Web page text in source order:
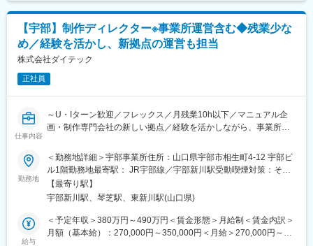
◎チャレンジ精神があればいろいろな事ができる社風
◎フレックスタイム制度や在宅勤務制度（規定あり）もあり、フ
レキシブルに働ける環境
◎マニュアル制作だけでなく、IT技術を融合させたマニュアル関
連事業を展開する中心拠点で仕事
◇設立３年のまだまだ新しい事業所です。そこで生まれる新しい
事業の成長と拡大を味わうことがで
きます。
◇自身の経験を活かし、新しいことにチャレンジしたいと考える
かな気候と豊かな自然に囲まれた山口県宇部の地で、われわれと
ともにその思いを実現しませんか。
変更の範囲：会社の定める業務
【宇部】制作ディレクター※事業所運営含む◆残業少な
め／経験を活かし、新拠点の運営も担当
株式会社ダイテック
正社員
仕事内容
～U・Iターン歓迎／フレックス／月残業10h以下／マニュアル企
画・制作専門会社の新しい拠点／経験を活かしながら、事業所の
■概要：
◇当社はクライアント企業向けのマニュアルや各種コンテンツの
企画・制作事業を展開しています。
※例：機械修理を行うサービスエンジニアが、必要な部品を正しく
選び、迷わず発注するために使う「パーツカタログ」や「各種マ
ニュアル」など
勤務地
＜勤務地詳細＞宇部事業所住所：山口県宇部市相生町4-12 宇部ビ
ル1階勤務地最寄駅： JR宇部線／宇部新川駅受動喫煙対策：その
他（屋外喫煙場あり）変更の範囲：会社の定める事業所（リモー
トワーク含む）
【最寄り駅】
宇部新川駅、琴芝駅、東新川駅(山口県)
給与
＜予定年収＞380万円～490万円＜賃金形態＞月給制＜賃金内訳＞
月額（基本給）：270,000円～350,000円＜月給＞270,000円～